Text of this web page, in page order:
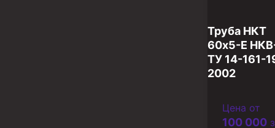
Труба НКТ
60х5-Е
ТУ 14-161-
2002
Цена от
100 000